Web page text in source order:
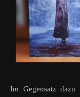
Im Gegensatz